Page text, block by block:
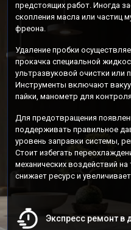
предстоящих работ. Иногда
скопления масла или частиц
фреона.
Удаление пробки
прокачка специальной
ультразвуковой очистки или
Инструменты включают
пайки, манометр для
Для предотвращения
поддерживать правильное
уровень заправки системы,
Стоит избегать
механических воздействий
снижает ресурс и
Экспресс ремонт в